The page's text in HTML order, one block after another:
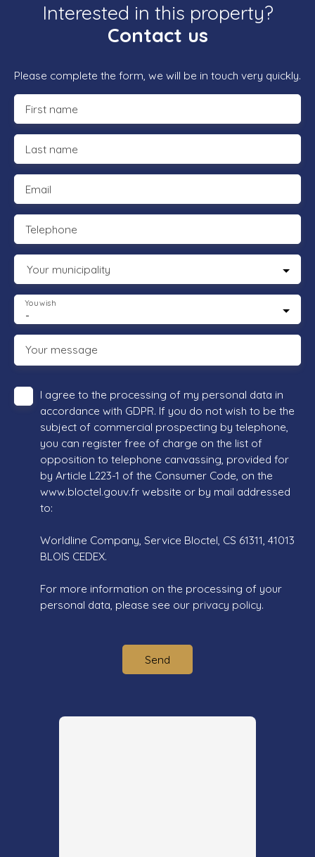
Interested in this property?
Contact us
Please complete the form, we will be in touch very quickly.
First name
Last name
Email
Telephone
Your municipality
-
You wish
Your message
I agree to the processing of my personal data in
accordance with GDPR. If you do not wish to be the
subject of commercial prospecting by telephone,
you can register free of charge on the list of
opposition to telephone canvassing, provided for
by Article L223-1 of the Consumer Code, on the
www.bloctel.gouv.fr website or by mail addressed
to:
Worldline Company, Service Bloctel, CS 61311, 41013
BLOIS CEDEX.
For more information on the processing of your
personal data, please see our privacy policy.
Send